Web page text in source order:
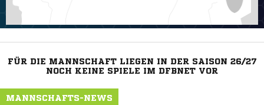
FÜR DIE MANNSCHAFT LIEGEN IN DER SAISON 26/27
NOCH KEINE SPIELE IM DFBNET VOR
MANNSCHAFTS-NEWS